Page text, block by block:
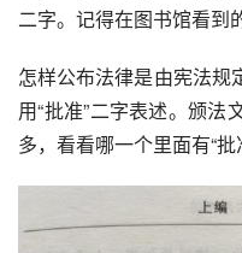
二字。记得在图书馆看到
怎样公布法律是由宪法规
用“批准”二字表述。颁
多，看看哪一个里面有“批